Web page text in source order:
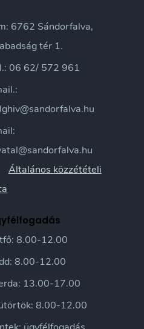
6762 Sándorfalva,
tér 1.
06 62/ 572 961
Általános közzétételi
8.00-12.00
8.00-12.00
13.00-17.00
8.00-12.00